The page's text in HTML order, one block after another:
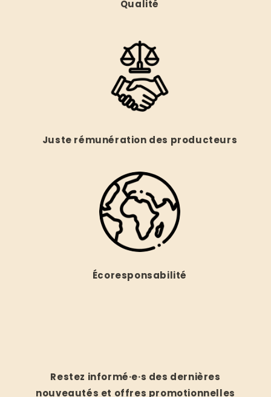
Qualité
Juste rémunération des producteurs
Écoresponsabilité
Restez informé·e·s des dernières
nouveautés et offres promotionnelles